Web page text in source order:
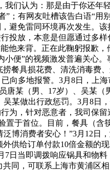
们认为：那是由于你还
；有网友吐槽该告白语“
避免雷同环境再次发生。
投放，本意是但愿通过多
他来背。正在此鞠躬报歉
便”的视频激发普遍关心
餐具损花费、清洗消毒费
向多地报警。3月8日，上
唐某（男、17岁）、吴某
某做出行政惩罚。3月8日
为，针对恶意者，我司保
于首位。目前，餐具（
博消费者安心！”3月12日
供给订单付款10倍金额
日当即调拨响应锅具和物
同，可联系上海市黄浦区